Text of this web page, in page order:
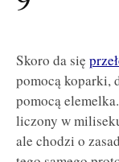
Skoro da się
pomocą koparki,
pomocą
liczony w
ale chodzi o